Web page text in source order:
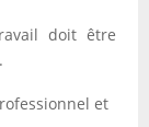
doit être
et